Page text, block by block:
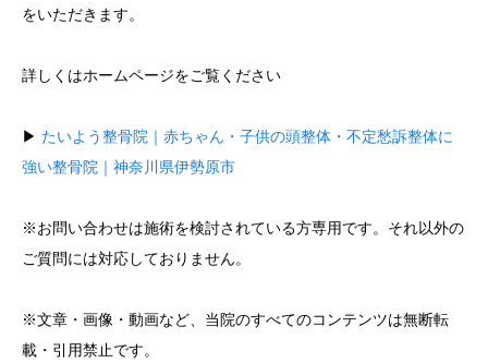
をいただきます。
詳しくはホームページをご覧ください
▶︎ たいよう整骨院｜赤ちゃん・子供の頭整体・不定愁訴整体に
強い整骨院｜神奈川県伊勢原市
※お問い合わせは施術を検討されている方専用です。それ以外の
ご質問には対応しておりません。
※文章・画像・動画など、当院のすべてのコンテンツは無断転
載・引用禁止です。